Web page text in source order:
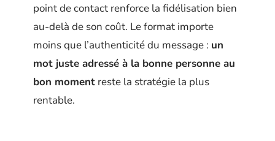
point de contact renforce la fidélisation bien
au-delà de son coût. Le format importe
moins que l’authenticité du message : un
mot juste adressé à la bonne personne au
bon moment reste la stratégie la plus
rentable.